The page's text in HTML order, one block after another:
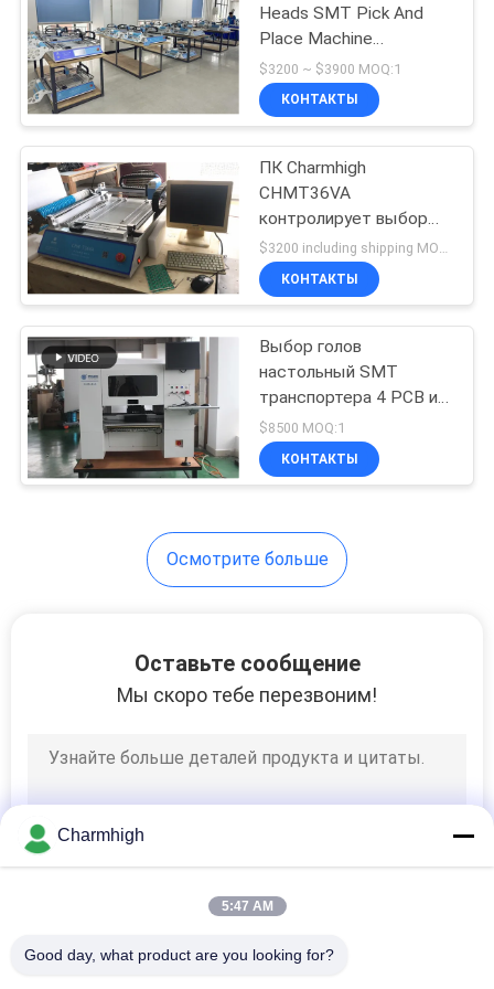
выбор смд и
машина места
Сборочный
конвейер ПКБ
Аксессуары SMT
машина волны
паяя
Heads SMT Pick And
Place Machine
Производство
небольших партий
Прототипирование
Преподавание
$3200 ~ $3900 MOQ:1
КОНТАКТЫ
ПК Charmhigh
CHMT36VA
контролирует выбор
SMT и машину места, 2
SOP QFN камер 0402
$3200 including shipping MOQ:1
КОНТАКТЫ
Выбор голов
настольный SMT
транспортера 4 PCB и
машина CHM-650
места, автоматическое
изменение сопла
$8500 MOQ:1
КОНТАКТЫ
Осмотрите больше
Оставьте сообщение
Мы скоро тебе перезвоним!
Charmhigh
5:47 AM
Good day, what product are you looking for?